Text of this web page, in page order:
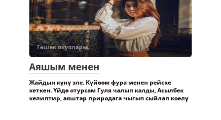
Төшөк окуялары.
Аяшым менен
Жайдын күнү эле. Күйөөм фура менен рейске
кеткен. Үйдө отурсам Гуля чалып калды, Асылбек
келиптир, аяштар природага чыгып сыйлап коелү